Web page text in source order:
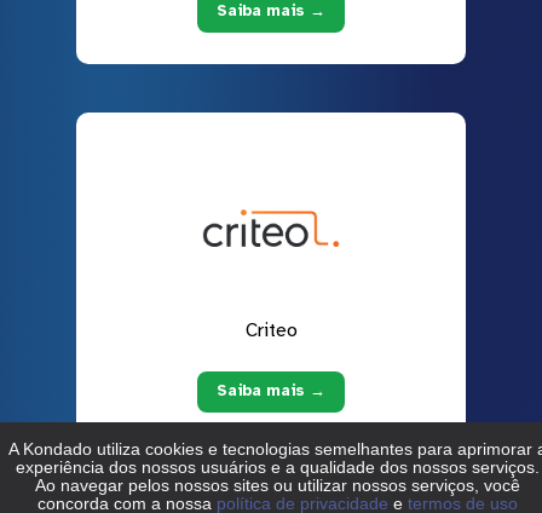
Saiba mais →
Criteo
Saiba mais →